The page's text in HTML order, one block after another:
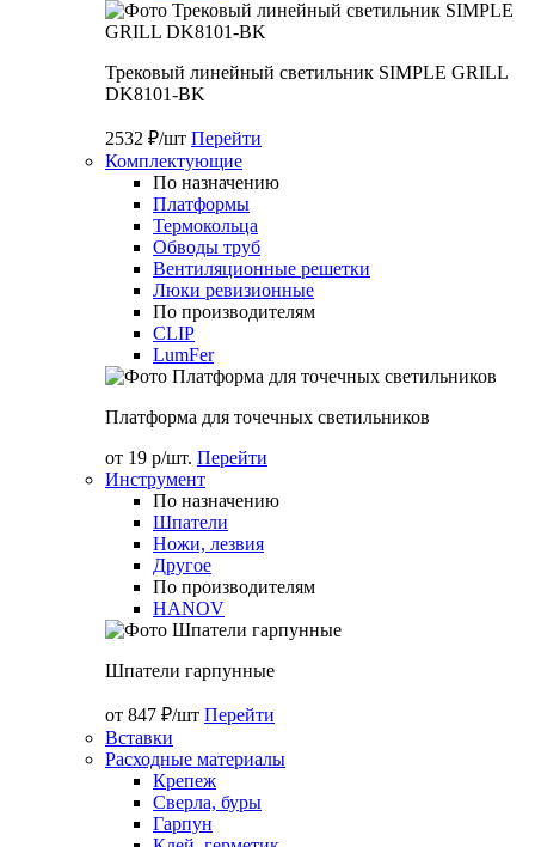
Трековый линейный светильник SIMPLE GRILL
DK8101-BK
2532 ₽/шт Перейти
Комплектующие
По назначению
Платформы
Термокольца
Обводы труб
Вентиляционные решетки
Люки ревизионные
По производителям
CLIP
LumFer
Платформа для точечных светильников
от 19 р/шт. Перейти
Инструмент
По назначению
Шпатели
Ножи, лезвия
Другое
По производителям
HANOV
Шпатели гарпунные
от 847 ₽/шт Перейти
Вставки
Расходные материалы
Крепеж
Сверла, буры
Гарпун